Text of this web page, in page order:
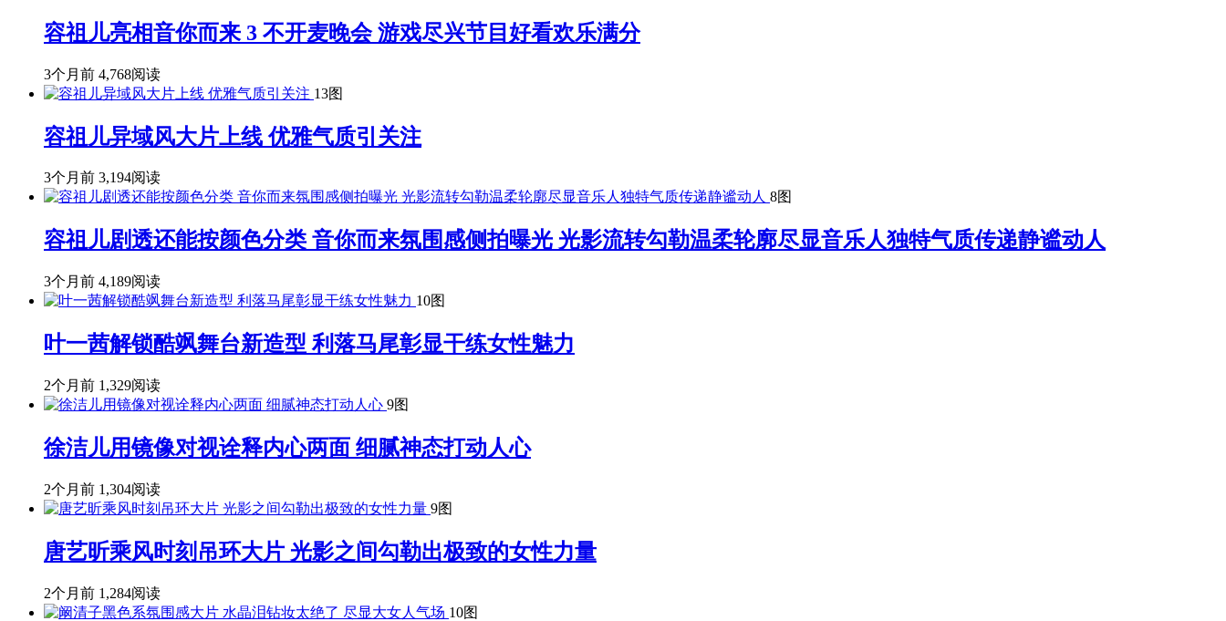
容祖儿亮相音你而来 3 不开麦晚会 游戏尽兴节目好看欢乐满分
3个月前 4,768阅读
13图
容祖儿异域风大片上线 优雅气质引关注
3个月前 3,194阅读
8图
容祖儿剧透还能按颜色分类 音你而来氛围感侧拍曝光 光影流转勾勒温柔轮廓尽显音乐人独特气质传递静谧动人
3个月前 4,189阅读
10图
叶一茜解锁酷飒舞台新造型 利落马尾彰显干练女性魅力
2个月前 1,329阅读
9图
徐洁儿用镜像对视诠释内心两面 细腻神态打动人心
2个月前 1,304阅读
9图
唐艺昕乘风时刻吊环大片 光影之间勾勒出极致的女性力量
2个月前 1,284阅读
10图